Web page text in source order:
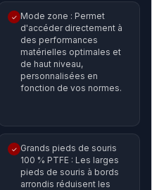
✓ Mode zone : Permet
d'accéder directement à
des performances
matérielles optimales et
de haut niveau,
personnalisées en
fonction de vos normes.
✓ Grands pieds de souris
100 % PTFE : Les larges
pieds de souris à bords
arrondis réduisent les